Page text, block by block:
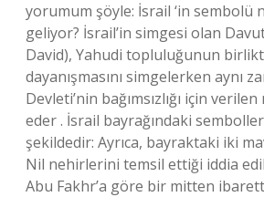
yorumum şöyle: İsrail ‘in sembolü
geliyor? İsrail’in simgesi olan Davut
David), Yahudi topluluğunun
dayanışmasını simgelerken aynı
Devleti’nin bağımsızlığı için
eder . İsrail bayrağındaki
şekildedir: Ayrıca, bayraktaki iki
Nil nehirlerini temsil ettiği iddia
Abu Fakhr’a göre bir mitten